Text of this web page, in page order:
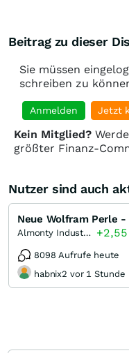
Die Werte in der
Rechnung grundsätzlich
Beitrag zu dieser
Sie müssen
schreiben zu
Anmelden Jetzt
Kein Mitglied?
größter Finanz-
Nutzer sind auch
Neue Wolfram Perle -
Almonty Industries +2,55
8098 Aufrufe heute
habnix2 vor 1 Stunde